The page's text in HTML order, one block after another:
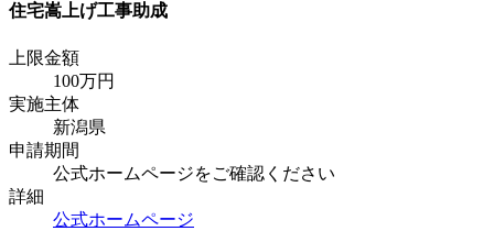
住宅嵩上げ工事助成
上限金額
100万円
実施主体
新潟県
申請期間
公式ホームページをご確認ください
詳細
公式ホームページ